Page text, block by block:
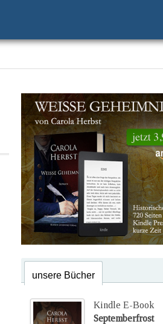
unsere Bücher
Kindle E-Book
Septemberfrost